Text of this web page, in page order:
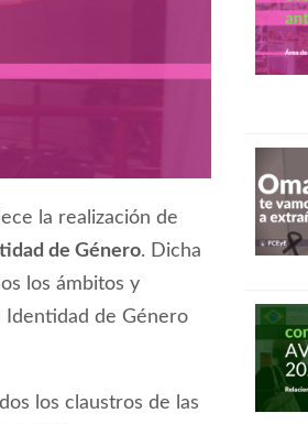
la realización de
de Género. Dicha
los ámbitos y
Identidad de Género
los claustros de las